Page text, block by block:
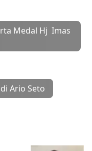
Medal Hj Imas
Ario Seto